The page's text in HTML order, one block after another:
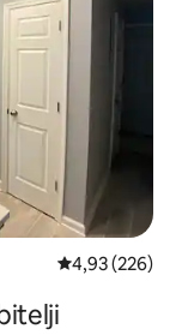
Prosječna
4,93 (226)